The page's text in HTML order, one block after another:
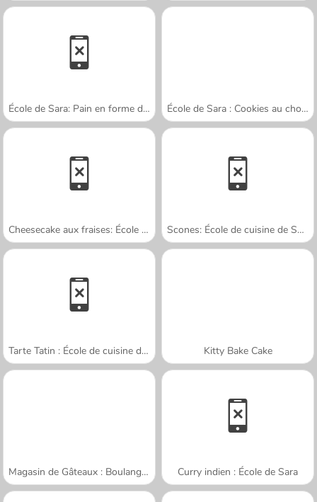
École de Sara: Pain en forme de lapin École de Sara : Cookies au chocolat
Cheesecake aux fraises: École de Sara Scones: École de cuisine de Sara
Tarte Tatin : École de cuisine de Sara Kitty Bake Cake
Magasin de Gâteaux : Boulangerie Curry indien : École de Sara